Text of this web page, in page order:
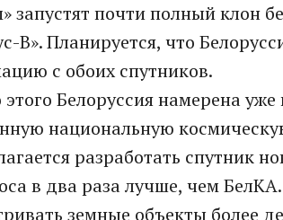
запустят почти полный клон
В». Планируется, что
с обоих спутников.
Белоруссия намерена
национальную
разработать спутник
в два раза лучше, чем
земные объекты более